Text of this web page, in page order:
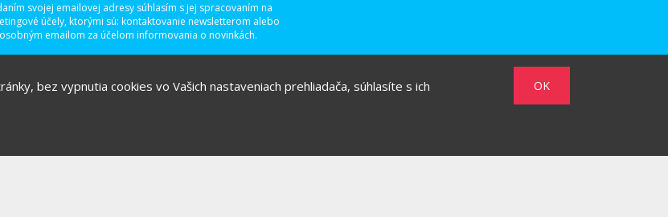
bez vypnutia cookies vo Vašich nastaveniach prehliadača, súhlasíte s ich OK
svojej emailovej adresy súhlasím s jej spracovaním na
účely, ktorými sú: kontaktovanie newsletterom alebo
osobným emailom za účelom informovania o novinkách.